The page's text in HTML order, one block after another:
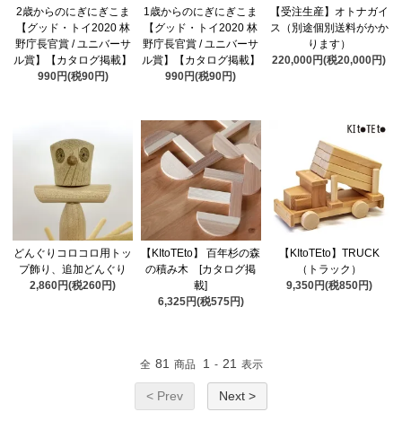
2歳からのにぎにぎこま
【グッド・トイ2020 林
野庁長官賞 / ユニバーサ
ル賞】【カタログ掲載】
990円(税90円)
1歳からのにぎにぎこま
【グッド・トイ2020 林
野庁長官賞 / ユニバーサ
ル賞】【カタログ掲載】
990円(税90円)
【受注生産】オトナガイ
ス（別途個別送料がかか
ります）
220,000円(税20,000円)
どんぐりコロコロ用トッ
プ飾り、追加どんぐり
2,860円(税260円)
【KItoTEto】 百年杉の森
の積み木 [カタログ掲
載]
6,325円(税575円)
【KItoTEto】TRUCK
（トラック）
9,350円(税850円)
全 81 商品 1 - 21 表示
< Prev Next >